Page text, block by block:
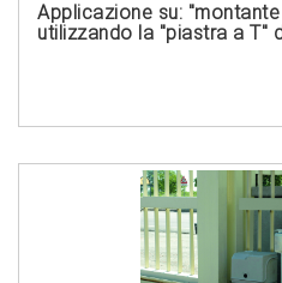
Applicazione su:
utilizzando la "piastra a T"